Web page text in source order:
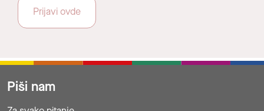
Prijavi ovde
Piši nam